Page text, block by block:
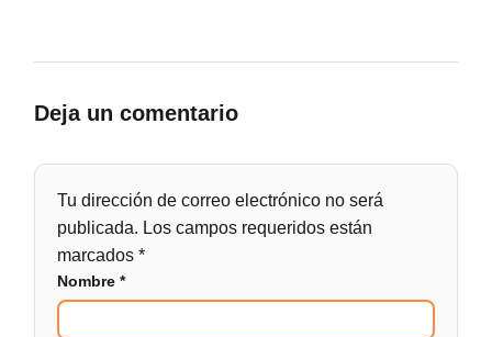
Deja un comentario
Tu dirección de correo electrónico no será
publicada. Los campos requeridos están
marcados*
Nombre*